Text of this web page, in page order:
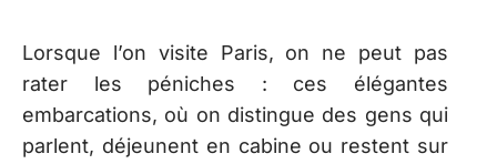
Lorsque l’on visite Paris, on ne peut pas
rater les péniches : ces élégantes
embarcations, où on distingue des gens qui
parlent, déjeunent en cabine ou restent sur